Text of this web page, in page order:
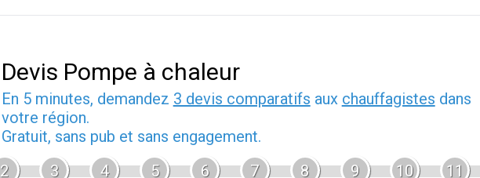
Devis Pompe à chaleur
En 5 minutes, demandez 3 devis comparatifs aux chauffagistes dans
votre région.
Gratuit, sans pub et sans engagement.
2 3 4 5 6 7 8 9 10 11